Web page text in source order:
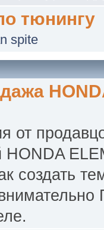
тюнингу
spite
от
HONDA
создать